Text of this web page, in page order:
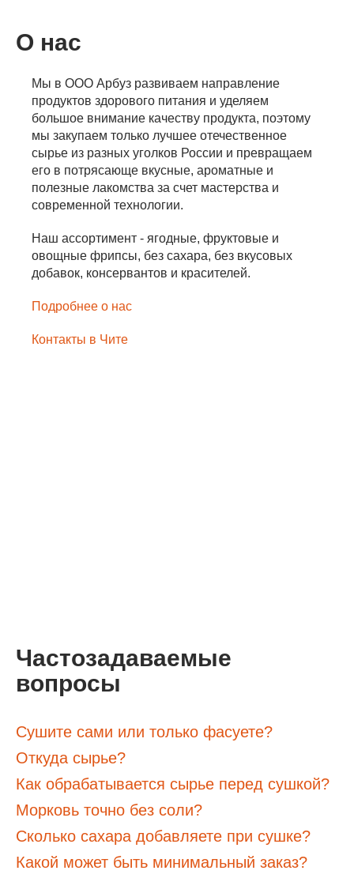
О нас
Мы в ООО Арбуз развиваем направление
продуктов здорового питания и уделяем
большое внимание качеству продукта, поэтому
мы закупаем только лучшее отечественное
сырье из разных уголков России и превращаем
его в потрясающе вкусные, ароматные и
полезные лакомства за счет мастерства и
современной технологии.
Наш ассортимент - ягодные, фруктовые и
овощные фрипсы, без сахара, без вкусовых
добавок, консервантов и красителей.
Подробнее о нас
Контакты в Чите
Частозадаваемые
вопросы
Сушите сами или только фасуете?
Откуда сырье?
Как обрабатывается сырье перед сушкой?
Морковь точно без соли?
Сколько сахара добавляете при сушке?
Какой может быть минимальный заказ?